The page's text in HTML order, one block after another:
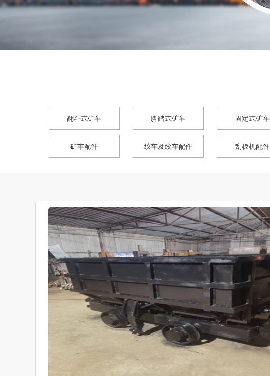
翻斗式矿车 脚踏式矿车 固定式矿车
矿车配件 绞车及绞车配件 刮板机配件